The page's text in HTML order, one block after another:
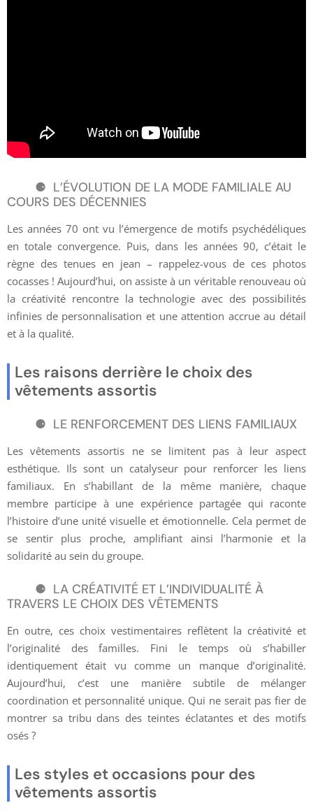
L’ÉVOLUTION DE LA MODE FAMILIALE AU
COURS DES DÉCENNIES
Les années 70 ont vu l’émergence de motifs psychédéliques
en totale convergence. Puis, dans les années 90, c’était le
règne des tenues en jean – rappelez-vous de ces photos
cocasses ! Aujourd’hui, on assiste à un véritable renouveau où
la créativité rencontre la technologie avec des possibilités
infinies de personnalisation et une attention accrue au détail
et à la qualité.
Les raisons derrière le choix des
vêtements assortis
LE RENFORCEMENT DES LIENS FAMILIAUX
Les vêtements assortis ne se limitent pas à leur aspect
esthétique. Ils sont un catalyseur pour renforcer les liens
familiaux. En s’habillant de la même manière, chaque
membre participe à une expérience partagée qui raconte
l’histoire d’une unité visuelle et émotionnelle. Cela permet de
se sentir plus proche, amplifiant ainsi l’harmonie et la
solidarité au sein du groupe.
LA CRÉATIVITÉ ET L’INDIVIDUALITÉ À
TRAVERS LE CHOIX DES VÊTEMENTS
En outre, ces choix vestimentaires reflètent la créativité et
l’originalité des familles. Fini le temps où s’habiller
identiquement était vu comme un manque d’originalité.
Aujourd’hui, c’est une manière subtile de mélanger
coordination et personnalité unique. Qui ne serait pas fier de
montrer sa tribu dans des teintes éclatantes et des motifs
osés ?
Les styles et occasions pour des
vêtements assortis